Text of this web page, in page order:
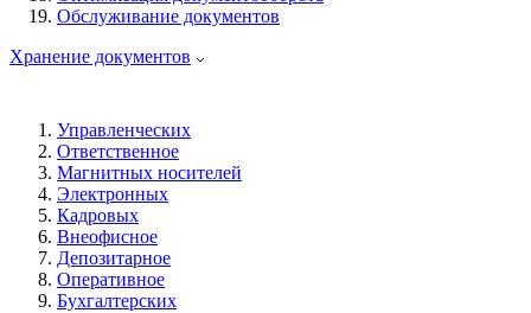
Обслуживание документов
Хранение документов
Управленческих
Ответственное
Магнитных носителей
Электронных
Кадровых
Внеофисное
Депозитарное
Оперативное
Бухгалтерских